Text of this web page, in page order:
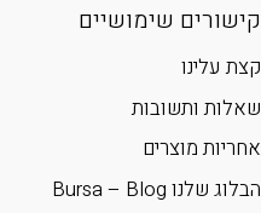
קישורים שימושיים
קצת עלינו
שאלות ותשובות
אחריות מוצרים
הבלוג שלנו Bursa – Blog